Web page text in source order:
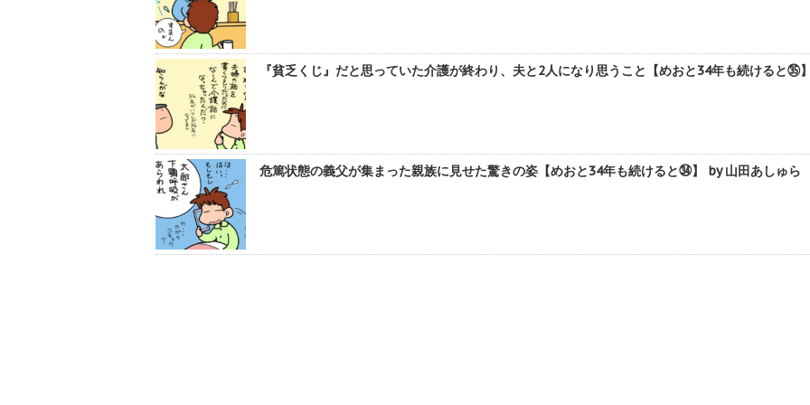
『貧乏くじ』だと思っていた介護が終わり、夫と2人になり思うこと【めおと34年も続けると㉟
危篤状態の義父が集まった親族に見せた驚きの姿【めおと34年も続けると㉞】 by 山田あしゅら